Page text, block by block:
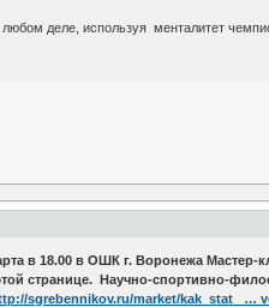
деле, используя менталитет
в 18.00 в ОШК г. Воронежа
странице. Научно-спортивно-
sgrebennikov.ru/market/kak_stat_ …